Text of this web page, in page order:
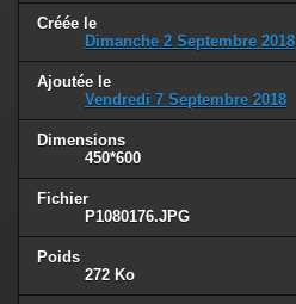
Créée le
Dimanche 2 Septembre 2018
Ajoutée le
Vendredi 7 Septembre 2018
Dimensions
450*600
Fichier
P1080176.JPG
Poids
272 Ko